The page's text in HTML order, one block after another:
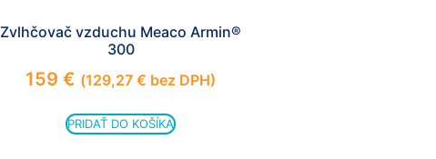
Zvlhčovač vzduchu Meaco Armin®
300
159 € (129,27 € bez DPH)
PRIDAŤ DO KOŠÍKA